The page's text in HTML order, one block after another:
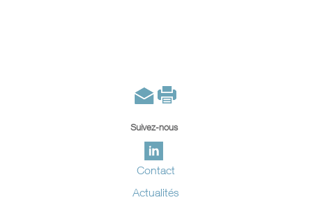
Suivez-nous
Contact
Actualités